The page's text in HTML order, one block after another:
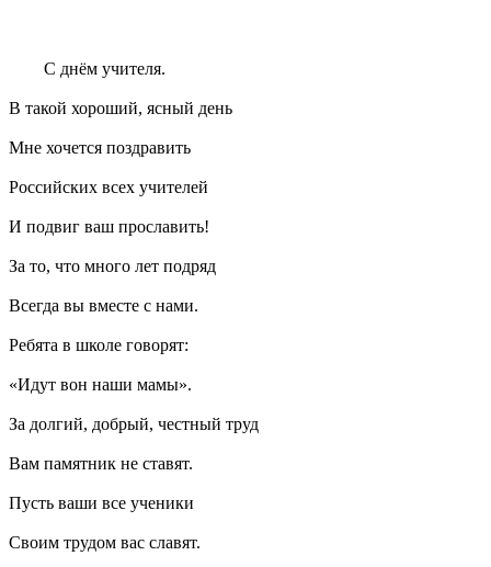
С днём учителя.
В такой хороший, ясный день
Мне хочется поздравить
Российских всех учителей
И подвиг ваш прославить!
За то, что много лет подряд
Всегда вы вместе с нами.
Ребята в школе говорят:
«Идут вон наши мамы».
За долгий, добрый, честный труд
Вам памятник не ставят.
Пусть ваши все ученики
Своим трудом вас славят.